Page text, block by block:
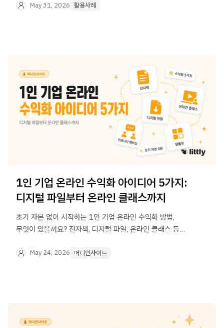
안내까지 연결하는 방법을 실제 사례로 알아보세요.
May 31, 2026 활용사례
1인 기업 온라인 수익화 아이디어 5가지:
디지털 파일부터 온라인 클래스까지
초기 자본 없이 시작하는 1인 기업 온라인 수익화 방법,
무엇이 있을까요? 전자책, 디지털 파일, 온라인 클래스 등
May 24, 2026 머니인사이트